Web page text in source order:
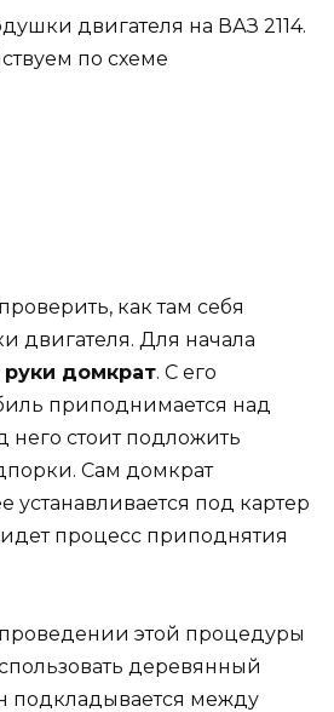
как там себя
двигателя. Для начала
руки домкрат. С его
приподнимается над
него стоит подложить
Сам домкрат
устанавливается под картер
процесс приподнятия
этой процедуры
деревянный
подкладывается между